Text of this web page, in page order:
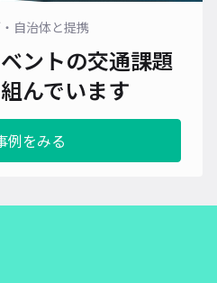
自治体と提携
ントの交通課題
んでいます
例をみる